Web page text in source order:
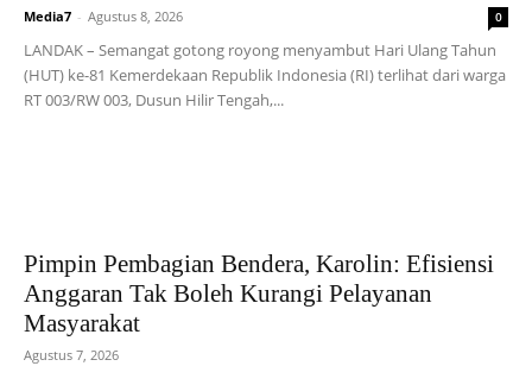
Media7 - Agustus 8, 2026 0
LANDAK – Semangat gotong royong menyambut Hari Ulang Tahun
(HUT) ke-81 Kemerdekaan Republik Indonesia (RI) terlihat dari warga
RT 003/RW 003, Dusun Hilir Tengah,...
Pimpin Pembagian Bendera, Karolin: Efisiensi
Anggaran Tak Boleh Kurangi Pelayanan
Masyarakat
Agustus 7, 2026